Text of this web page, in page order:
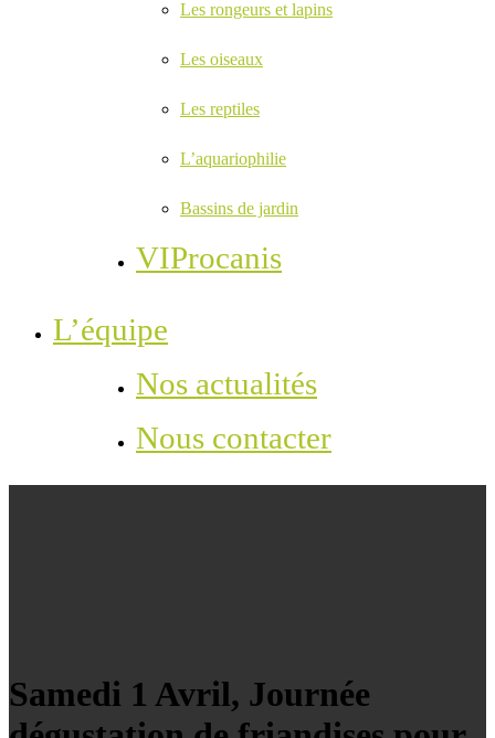
Les rongeurs et lapins
Les oiseaux
Les reptiles
L’aquariophilie
Bassins de jardin
VIProcanis
L’équipe
Nos actualités
Nous contacter
Samedi 1 Avril, Journée